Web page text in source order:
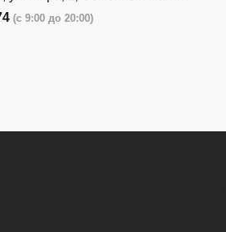
(с 9:00 до 20:00)
павильона с животными)